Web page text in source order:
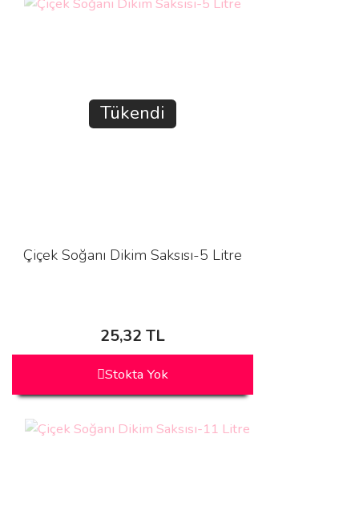
Tükendi
Çiçek Soğanı Dikim Saksısı-5 Litre
25,32 TL
Stokta Yok